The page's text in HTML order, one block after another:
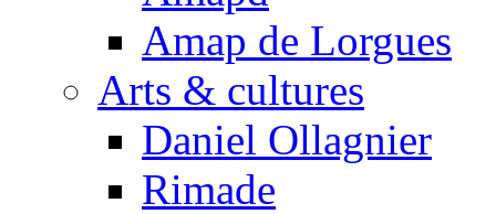
Amap de Lorgues
Arts & cultures
Daniel Ollagnier
Rimade